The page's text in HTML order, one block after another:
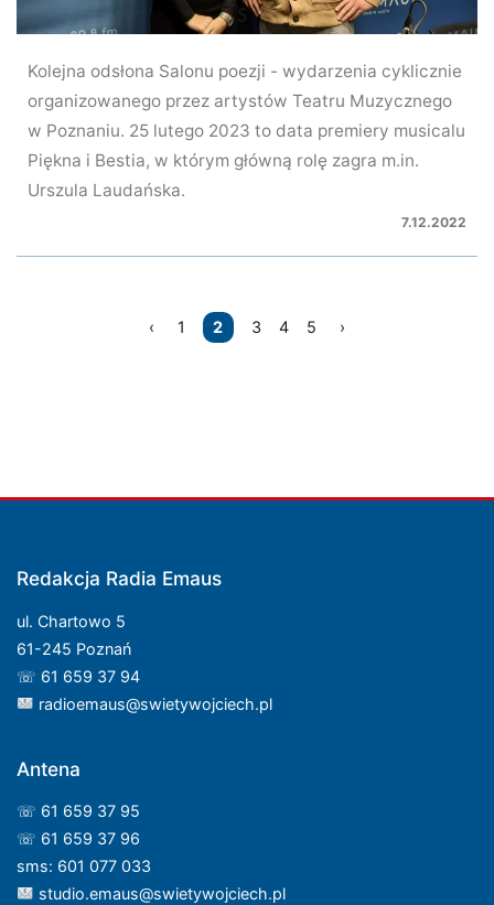
Kolejna odsłona Salonu poezji - wydarzenia cyklicznie
organizowanego przez artystów Teatru Muzycznego
w Poznaniu. 25 lutego 2023 to data premiery musicalu
Piękna i Bestia, w którym główną rolę zagra m.in.
Urszula Laudańska.
7.12.2022
Nawigacja
1 2 3 4 5
Redakcja Radia Emaus
ul. Chartowo 5
61-245 Poznań
☏ 61 659 37 94
radioemaus@swietywojciech.pl
Antena
☏ 61 659 37 95
☏ 61 659 37 96
sms: 601 077 033
studio.emaus@swietywojciech.pl